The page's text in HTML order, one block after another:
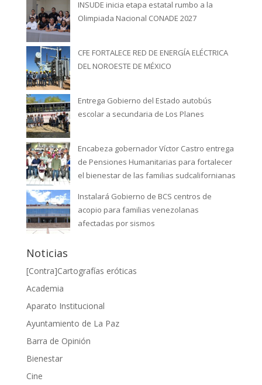
INSUDE inicia etapa estatal rumbo a la
Olimpiada Nacional CONADE 2027
CFE FORTALECE RED DE ENERGÍA ELÉCTRICA
DEL NOROESTE DE MÉXICO
Entrega Gobierno del Estado autobús
escolar a secundaria de Los Planes
Encabeza gobernador Víctor Castro entrega
de Pensiones Humanitarias para fortalecer
el bienestar de las familias sudcalifornianas
Instalará Gobierno de BCS centros de
acopio para familias venezolanas
afectadas por sismos
Noticias
[Contra]Cartografías eróticas
Academia
Aparato Institucional
Ayuntamiento de La Paz
Barra de Opinión
Bienestar
Cine